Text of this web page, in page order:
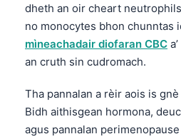
dheth an oir cheart
no monocytes bhon chunntas
mìneachadair diofaran CBC
an cruth sin cudromach.
Tha pannalan a rèir aois is
Bidh aithisgean hormona,
agus pannalan
Español
Português
Türkçe
Română
简体中文